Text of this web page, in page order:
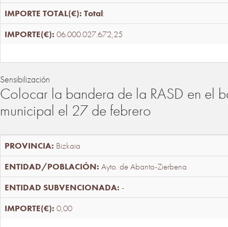
Total:
06.000.027.672,25
Sensibilización
Colocar la bandera de la RASD en el
municipal el 27 de febrero
Bizkaia
Ayto. de Abanto-Zierbena
-
0,00